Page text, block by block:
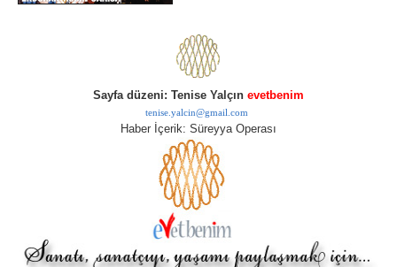
Sayfa düzeni: Tenise Yalçın evetbenim
tenise.yalcin@gmail.com
Haber İçerik: Süreyya Operası